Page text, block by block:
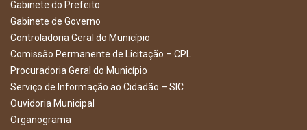
Gabinete do Prefeito
Gabinete de Governo
Controladoria Geral do Município
Comissão Permanente de Licitação – CPL
Procuradoria Geral do Município
Serviço de Informação ao Cidadão – SIC
Ouvidoria Municipal
Organograma